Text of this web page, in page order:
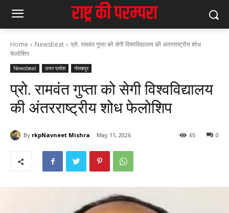
Home Newsbeat
प्रो. रामवंत गुप्ता को सेगी विश्वविद्यालय की अंतरराष्ट्रीय शोध
फेलोशिप
Newsbeat उत्तर प्रदेश गोरखपुर
प्रो. रामवंत गुप्ता को सेगी विश्वविद्यालय
की अंतरराष्ट्रीय शोध फेलोशिप
By rkpNavneet Mishra May 11, 2026 0
65